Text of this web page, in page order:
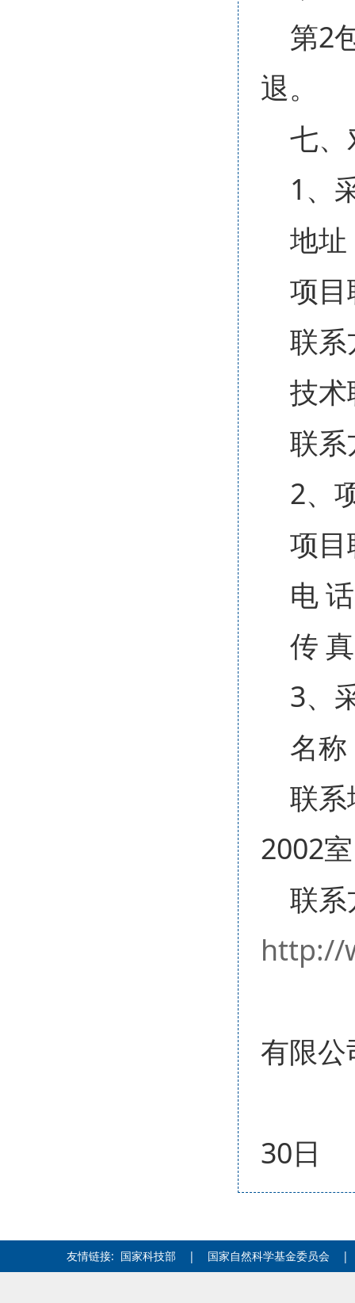
第2
退。
七
1、
地
项
联
技
联
2、
项
电
传
3、
名
联
2002室
联
http://
有限公
30日
友情链接: 国家科技部 | 国家自然科学基金委员会